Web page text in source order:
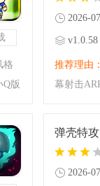
格
版
牢
2026-
手游
推荐理由：
幕射击
弹壳特
2026-